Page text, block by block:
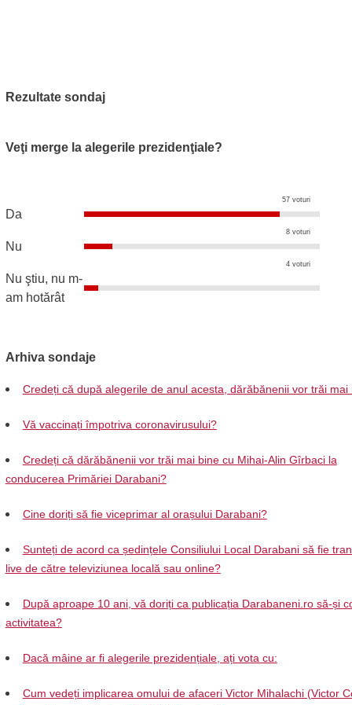
Rezultate sondaj
Veţi merge la alegerile prezidenţiale?
57 voturi
Da
8 voturi
Nu
4 voturi
Nu ştiu, nu m-
am hotărât
Arhiva sondaje
Credeți că după alegerile de anul acesta, dărăbănenii vor trăi mai
Vă vaccinați împotriva coronavirusului?
Credeți că dărăbănenii vor trăi mai bine cu Mihai-Alin Gîrbaci la
conducerea Primăriei Darabani?
Cine doriți să fie viceprimar al orașului Darabani?
Sunteți de acord ca ședințele Consiliului Local Darabani să fie
live de către televiziunea locală sau online?
După aproape 10 ani, vă doriți ca publicația Darabaneni.ro să-și
activitatea?
Dacă mâine ar fi alegerile prezidențiale, ați vota cu:
Cum vedeți implicarea omului de afaceri Victor Mihalachi (Victor